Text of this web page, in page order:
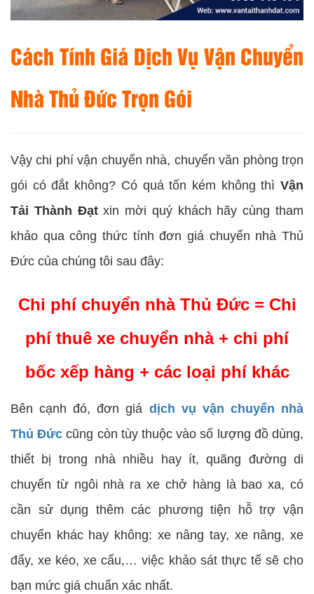
Cách Tính Giá Dịch Vụ Vận Chuyển
Nhà Thủ Đức Trọn Gói
Vậy chi phí vận chuyển nhà, chuyển văn phòng trọn
gói có đắt không? Có quá tốn kém không thì Vận
Tải Thành Đạtxin mời quý khách hãy cùng tham
khảo qua công thức tính đơn giá chuyển nhà Thủ
Đức của chúng tôi sau đây:
Chi phí chuyển nhà Thủ Đức = Chi
phí thuê xe chuyển nhà + chi phí
bốc xếp hàng + các loại phí khác
Bên cạnh đó, đơn giá dịch vụ vận chuyển nhà
Thủ Đức cũng còn tùy thuộc vào số lượng đồ dùng,
thiết bị trong nhà nhiều hay ít, quãng đường di
chuyển từ ngôi nhà ra xe chở hàng là bao xa, có
cần sử dụng thêm các phương tiện hỗ trợ vận
chuyển khác hay không: xe nâng tay, xe nâng, xe
đẩy, xe kéo, xe cẩu,… việc khảo sát thực tế sẽ cho
bạn mức giá chuẩn xác nhất.